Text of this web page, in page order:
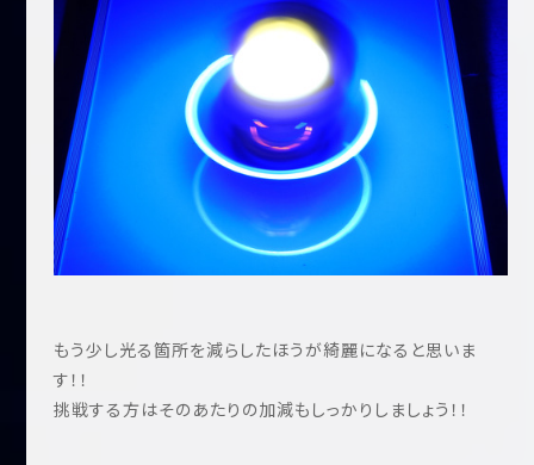
もう少し光る箇所を減らしたほうが綺麗になると思いま
す！！
挑戦する方はそのあたりの加減もしっかりしましょう！！